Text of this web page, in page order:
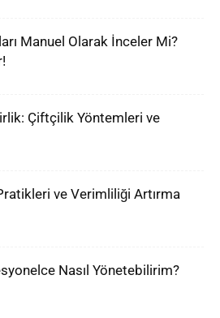
Manuel Olarak İnceler Mi?
Çiftçilik Yöntemleri ve
ve Verimliliği Artırma
Nasıl Yönetebilirim?